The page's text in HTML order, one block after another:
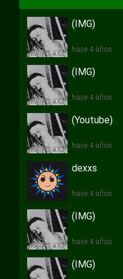
(IMG)
hace 4 años
(IMG)
hace 4 años
(Youtube)
hace 4 años
dexxs
hace 4 años
(IMG)
hace 4 años
(IMG)